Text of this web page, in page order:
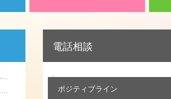
電話相談
ポジティブライン
…
…